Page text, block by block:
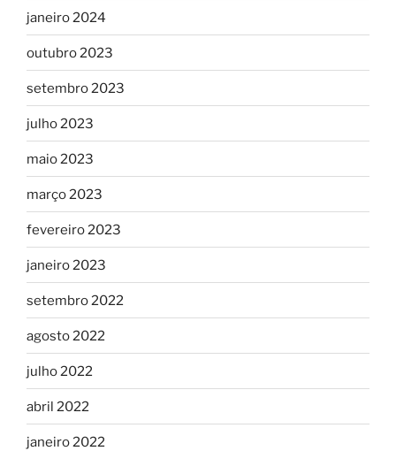
janeiro 2024
outubro 2023
setembro 2023
julho 2023
maio 2023
março 2023
fevereiro 2023
janeiro 2023
setembro 2022
agosto 2022
julho 2022
abril 2022
janeiro 2022